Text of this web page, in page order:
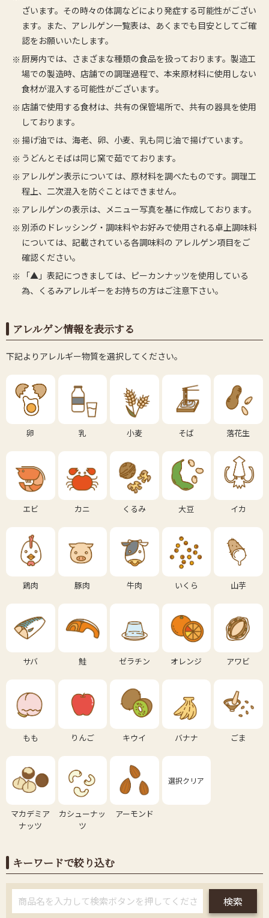
ざいます。その時々の体調などにより発症する可能性がござい
ます。また、アレルゲン一覧表は、あくまでも目安としてご確
認をお願いいたします。
厨房内では、さまざまな種類の食品を扱っております。製造工
場での製造時、店舗での調理過程で、本来原材料に使用しない
食材が混入する可能性がございます。
店舗で使用する食材は、共有の保管場所で、共有の器具を使用
しております。
揚げ油では、海老、卵、小麦、乳も同じ油で揚げています。
うどんとそばは同じ窯で茹でております。
アレルゲン表示については、原材料を調べたものです。調理工
程上、二次混入を防ぐことはできません。
アレルゲンの表示は、メニュー写真を基に作成しております。
別添のドレッシング・調味料やお好みで使用される卓上調味料
については、記載されている各調味料の アレルゲン項目をご
確認ください。
「▲」表記につきましては、ピーカンナッツを使用している
為、くるみアレルギーをお持ちの方はご注意下さい。
アレルゲン情報を表示する
下記よりアレルギー物質を選択してください。
卵 乳 小麦 そば 落花生
エビ カニ くるみ 大豆 イカ
鶏肉 豚肉 牛肉 いくら 山芋
サバ 鮭 ゼラチン オレンジ アワビ
もも りんご キウイ バナナ ごま
マカデミア
ナッツ
カシューナッ
ツ
アーモンド
選択クリア
キーワードで絞り込む